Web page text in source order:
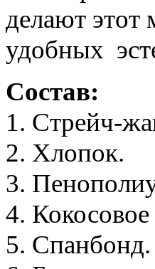
делают этот
удобных
Состав:
1. Стрейч-
2. Хлопок.
3.
4.
5. Спанбонд.